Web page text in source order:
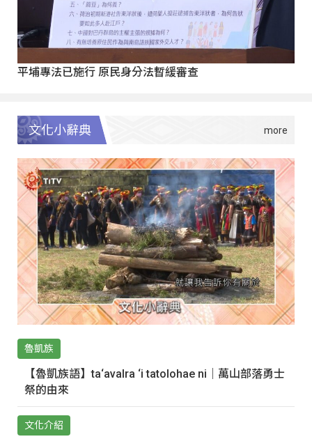
平埔專法已施行 原民身分法暫緩審查
文化小辭典
魯凱族
【魯凱族語】ta‘avalra ‘i tatolohae ni｜萬山部落勇士
祭的由來
文化介紹